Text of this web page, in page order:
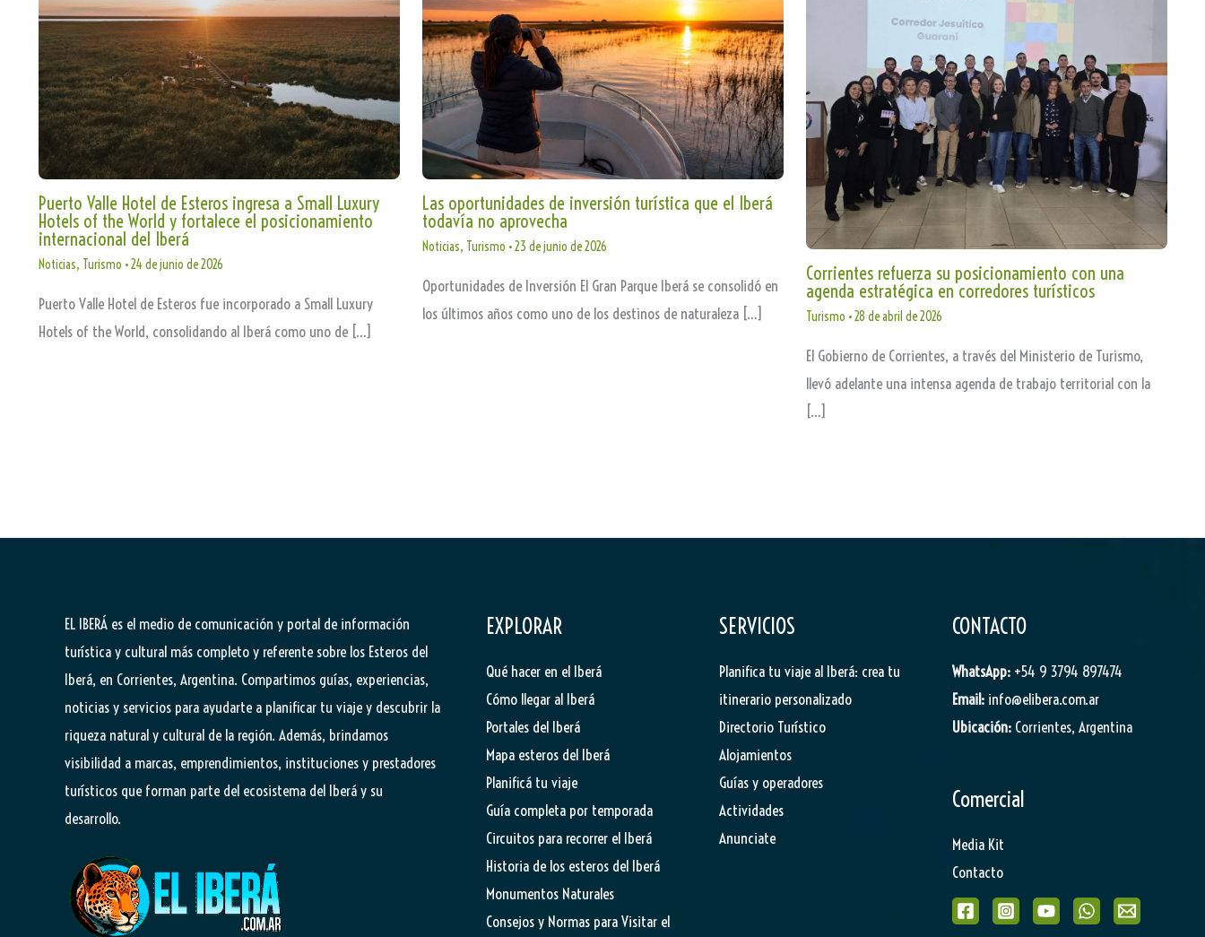
Puerto Valle Hotel de Esteros ingresa a Small Luxury
Hotels of the World y fortalece el posicionamiento
internacional del Iberá
Noticias, Turismo •24 de junio de 2026
Puerto Valle Hotel de Esteros fue incorporado a Small Luxury
Hotels of the World, consolidando al Iberá como uno de […]
Las oportunidades de inversión turística que el Iberá
todavía no aprovecha
Noticias, Turismo •23 de junio de 2026
Oportunidades de Inversión El Gran Parque Iberá se consolidó en
los últimos años como uno de los destinos de naturaleza […]
Corrientes refuerza su posicionamiento con una
agenda estratégica en corredores turísticos
Turismo •28 de abril de 2026
El Gobierno de Corrientes, a través del Ministerio de Turismo,
llevó adelante una intensa agenda de trabajo territorial con la
[…]
EL IBERÁ es el medio de comunicación y portal de información
turística y cultural más completo y referente sobre los Esteros del
Iberá, en Corrientes, Argentina. Compartimos guías, experiencias,
noticias y servicios para ayudarte a planificar tu viaje y descubrir la
riqueza natural y cultural de la región. Además, brindamos
visibilidad a marcas, emprendimientos, instituciones y prestadores
turísticos que forman parte del ecosistema del Iberá y su
desarrollo.
EXPLORAR
Qué hacer en el Iberá
Cómo llegar al Iberá
Portales del Iberá
Mapa esteros del Iberá
Planificá tu viaje
Guía completa por temporada
Circuitos para recorrer el Iberá
Historia de los esteros del Iberá
Monumentos Naturales
Consejos y Normas para Visitar el
SERVICIOS
Planifica tu viaje al Iberá: crea tu
itinerario personalizado
Directorio Turístico
Alojamientos
Guías y operadores
Actividades
Anunciate
CONTACTO
WhatsApp: +54 9 3794 897474
Email: info@elibera.com.ar
Ubicación: Corrientes, Argentina
Comercial
Media Kit
Contacto